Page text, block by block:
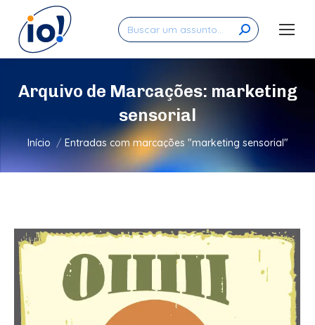
Search:
Arquivo de Marcações: marketing
sensorial
Você está aqui:
Início Entradas com marcações "marketing sensorial"